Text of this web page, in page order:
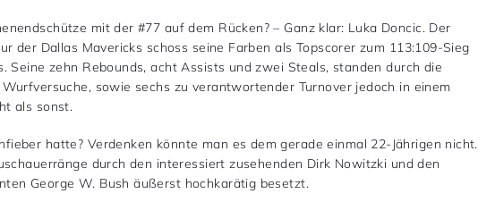
mit der #77 auf dem Rücken? – Ganz klar: Luka Doncic. Der
der Dallas Mavericks schoss seine Farben als Topscorer zum 113:109-Sieg
Seine zehn Rebounds, acht Assists und zwei Steals, standen durch die
sowie sechs zu verantwortender Turnover jedoch in einem
als sonst.
hatte? Verdenken könnte man es dem gerade einmal 22-Jährigen nicht.
durch den interessiert zusehenden Dirk Nowitzki und den
George W. Bush äußerst hochkarätig besetzt.